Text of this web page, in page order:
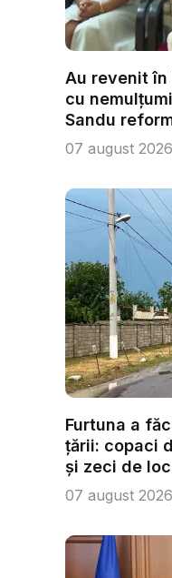
Au revenit în
cu
Sandu
07 august
Furtuna a
țării: copaci
și zeci de
07 august